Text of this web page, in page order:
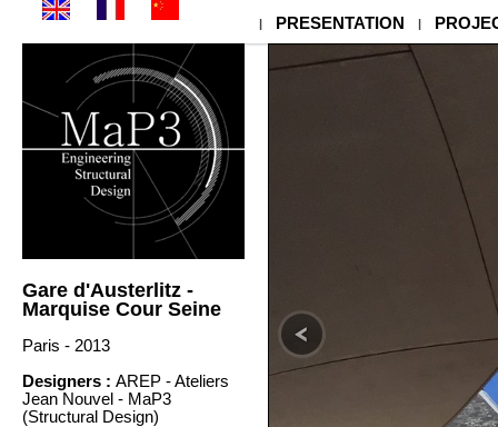
| PRESENTATION |
Gare d'Austerlitz -
Marquise Cour Seine
Paris - 2013
Designers : AREP - Ateliers
Jean Nouvel - MaP3
(Structural Design)